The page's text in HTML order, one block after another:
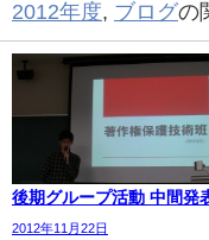
2012年度, ブログの
後期グループ活動 中間発
2012年11月22日